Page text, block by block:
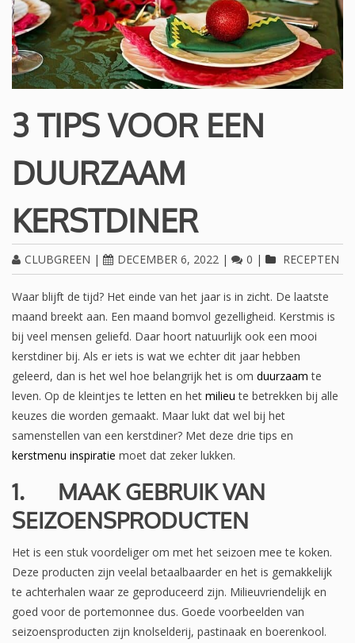
3 TIPS VOOR EEN
DUURZAAM
KERSTDINER
CLUBGREEN | DECEMBER 6, 2022 | 0 | RECEPTEN
Waar blijft de tijd? Het einde van het jaar is in zicht. De laatste
maand breekt aan. Een maand bomvol gezelligheid. Kerstmis is
bij veel mensen geliefd. Daar hoort natuurlijk ook een mooi
kerstdiner bij. Als er iets is wat we echter dit jaar hebben
geleerd, dan is het wel hoe belangrijk het is om duurzaam te
leven. Op de kleintjes te letten en het milieu te betrekken bij alle
keuzes die worden gemaakt. Maar lukt dat wel bij het
samenstellen van een kerstdiner? Met deze drie tips en
kerstmenu inspiratie moet dat zeker lukken.
1.
MAAK GEBRUIK VAN
SEIZOENSPRODUCTEN
Het is een stuk voordeliger om met het seizoen mee te koken.
Deze producten zijn veelal betaalbaarder en het is gemakkelijk
te achterhalen waar ze geproduceerd zijn. Milieuvriendelijk en
goed voor de portemonnee dus. Goede voorbeelden van
seizoensproducten zijn knolselderij, pastinaak en boerenkool.